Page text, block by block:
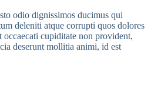
odio dignissimos ducimus qui
deleniti atque corrupti quos dolores
occaecati cupiditate non provident,
deserunt mollitia animi, id est